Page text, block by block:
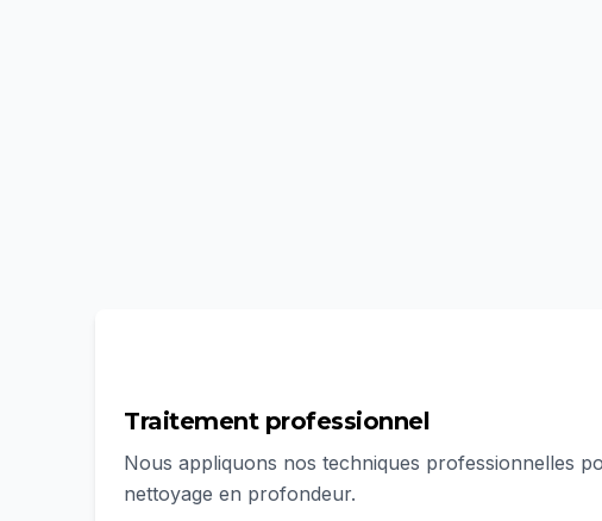
Traitement professionnel
Nous appliquons nos techniques professionnelles
nettoyage en profondeur.